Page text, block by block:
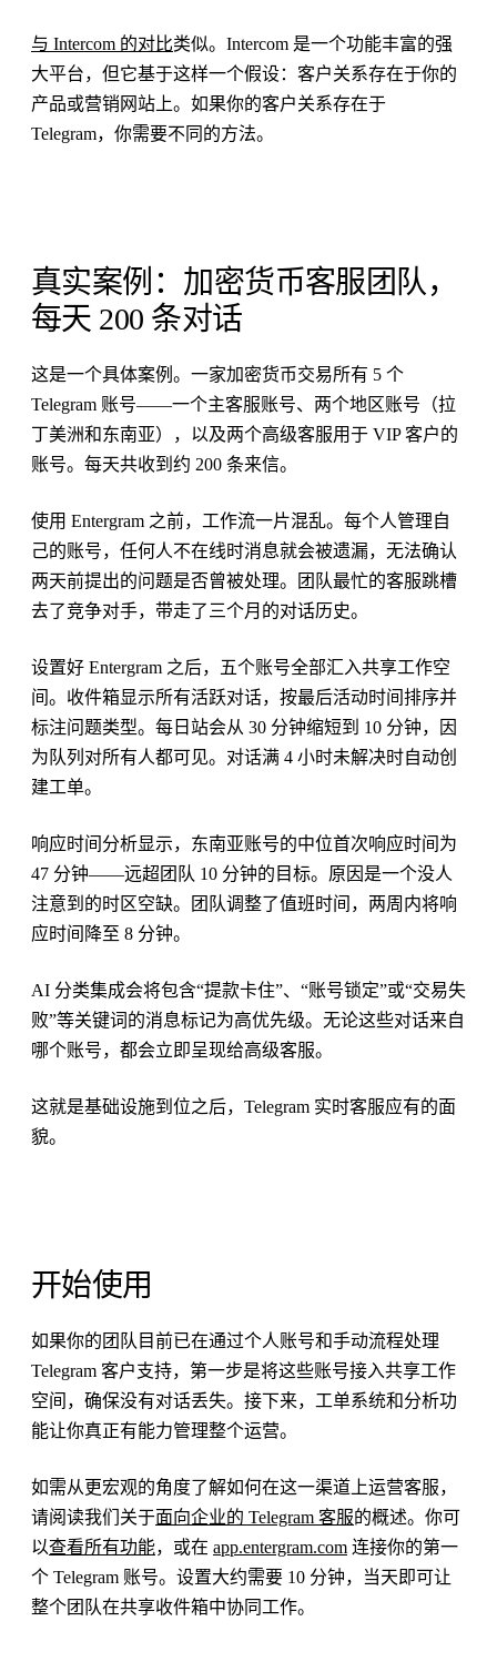
与 Intercom 的对比类似。Intercom 是一个功能丰富的强
大平台，但它基于这样一个假设：客户关系存在于你的
产品或营销网站上。如果你的客户关系存在于
Telegram，你需要不同的方法。
真实案例：加密货币客服团队，
每天 200 条对话
这是一个具体案例。一家加密货币交易所有 5 个
Telegram 账号——一个主客服账号、两个地区账号（拉
丁美洲和东南亚），以及两个高级客服用于 VIP 客户的
账号。每天共收到约 200 条来信。
使用 Entergram 之前，工作流一片混乱。每个人管理自
己的账号，任何人不在线时消息就会被遗漏，无法确认
两天前提出的问题是否曾被处理。团队最忙的客服跳槽
去了竞争对手，带走了三个月的对话历史。
设置好 Entergram 之后，五个账号全部汇入共享工作空
间。收件箱显示所有活跃对话，按最后活动时间排序并
标注问题类型。每日站会从 30 分钟缩短到 10 分钟，因
为队列对所有人都可见。对话满 4 小时未解决时自动创
建工单。
响应时间分析显示，东南亚账号的中位首次响应时间为
47 分钟——远超团队 10 分钟的目标。原因是一个没人
注意到的时区空缺。团队调整了值班时间，两周内将响
应时间降至 8 分钟。
AI 分类集成会将包含“提款卡住”、“账号锁定”或“交易失
败”等关键词的消息标记为高优先级。无论这些对话来自
哪个账号，都会立即呈现给高级客服。
这就是基础设施到位之后，Telegram 实时客服应有的面
貌。
开始使用
如果你的团队目前已在通过个人账号和手动流程处理
Telegram 客户支持，第一步是将这些账号接入共享工作
空间，确保没有对话丢失。接下来，工单系统和分析功
能让你真正有能力管理整个运营。
如需从更宏观的角度了解如何在这一渠道上运营客服，
请阅读我们关于面向企业的 Telegram 客服的概述。你可
以查看所有功能，或在 app.entergram.com 连接你的第一
个 Telegram 账号。设置大约需要 10 分钟，当天即可让
整个团队在共享收件箱中协同工作。